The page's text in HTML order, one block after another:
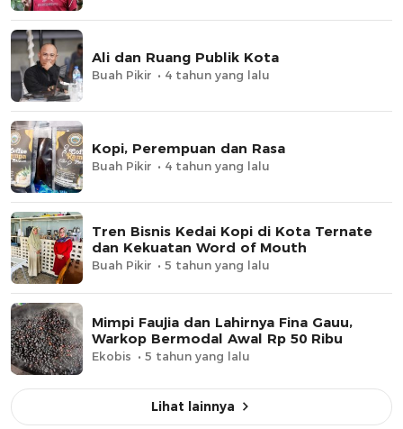
Ali dan Ruang Publik Kota
Buah Pikir 4 tahun yang lalu
Kopi, Perempuan dan Rasa
Buah Pikir 4 tahun yang lalu
Tren Bisnis Kedai Kopi di Kota Ternate
dan Kekuatan Word of Mouth
Buah Pikir 5 tahun yang lalu
Mimpi Faujia dan Lahirnya Fina Gauu,
Warkop Bermodal Awal Rp 50 Ribu
Ekobis 5 tahun yang lalu
Lihat lainnya